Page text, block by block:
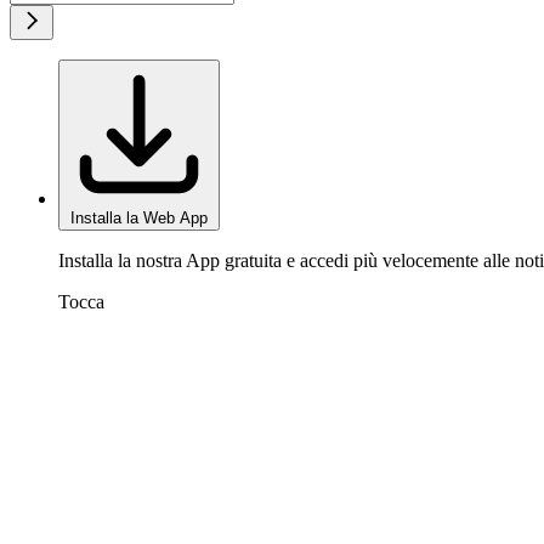
Installa la Web App
Installa la nostra App gratuita e accedi più velocemente alle
Tocca